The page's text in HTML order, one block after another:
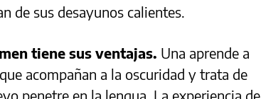
de sus desayunos calientes.
tiene sus ventajas. Una aprende a
acompañan a la oscuridad y trata de
penetre en la lengua. La experiencia de